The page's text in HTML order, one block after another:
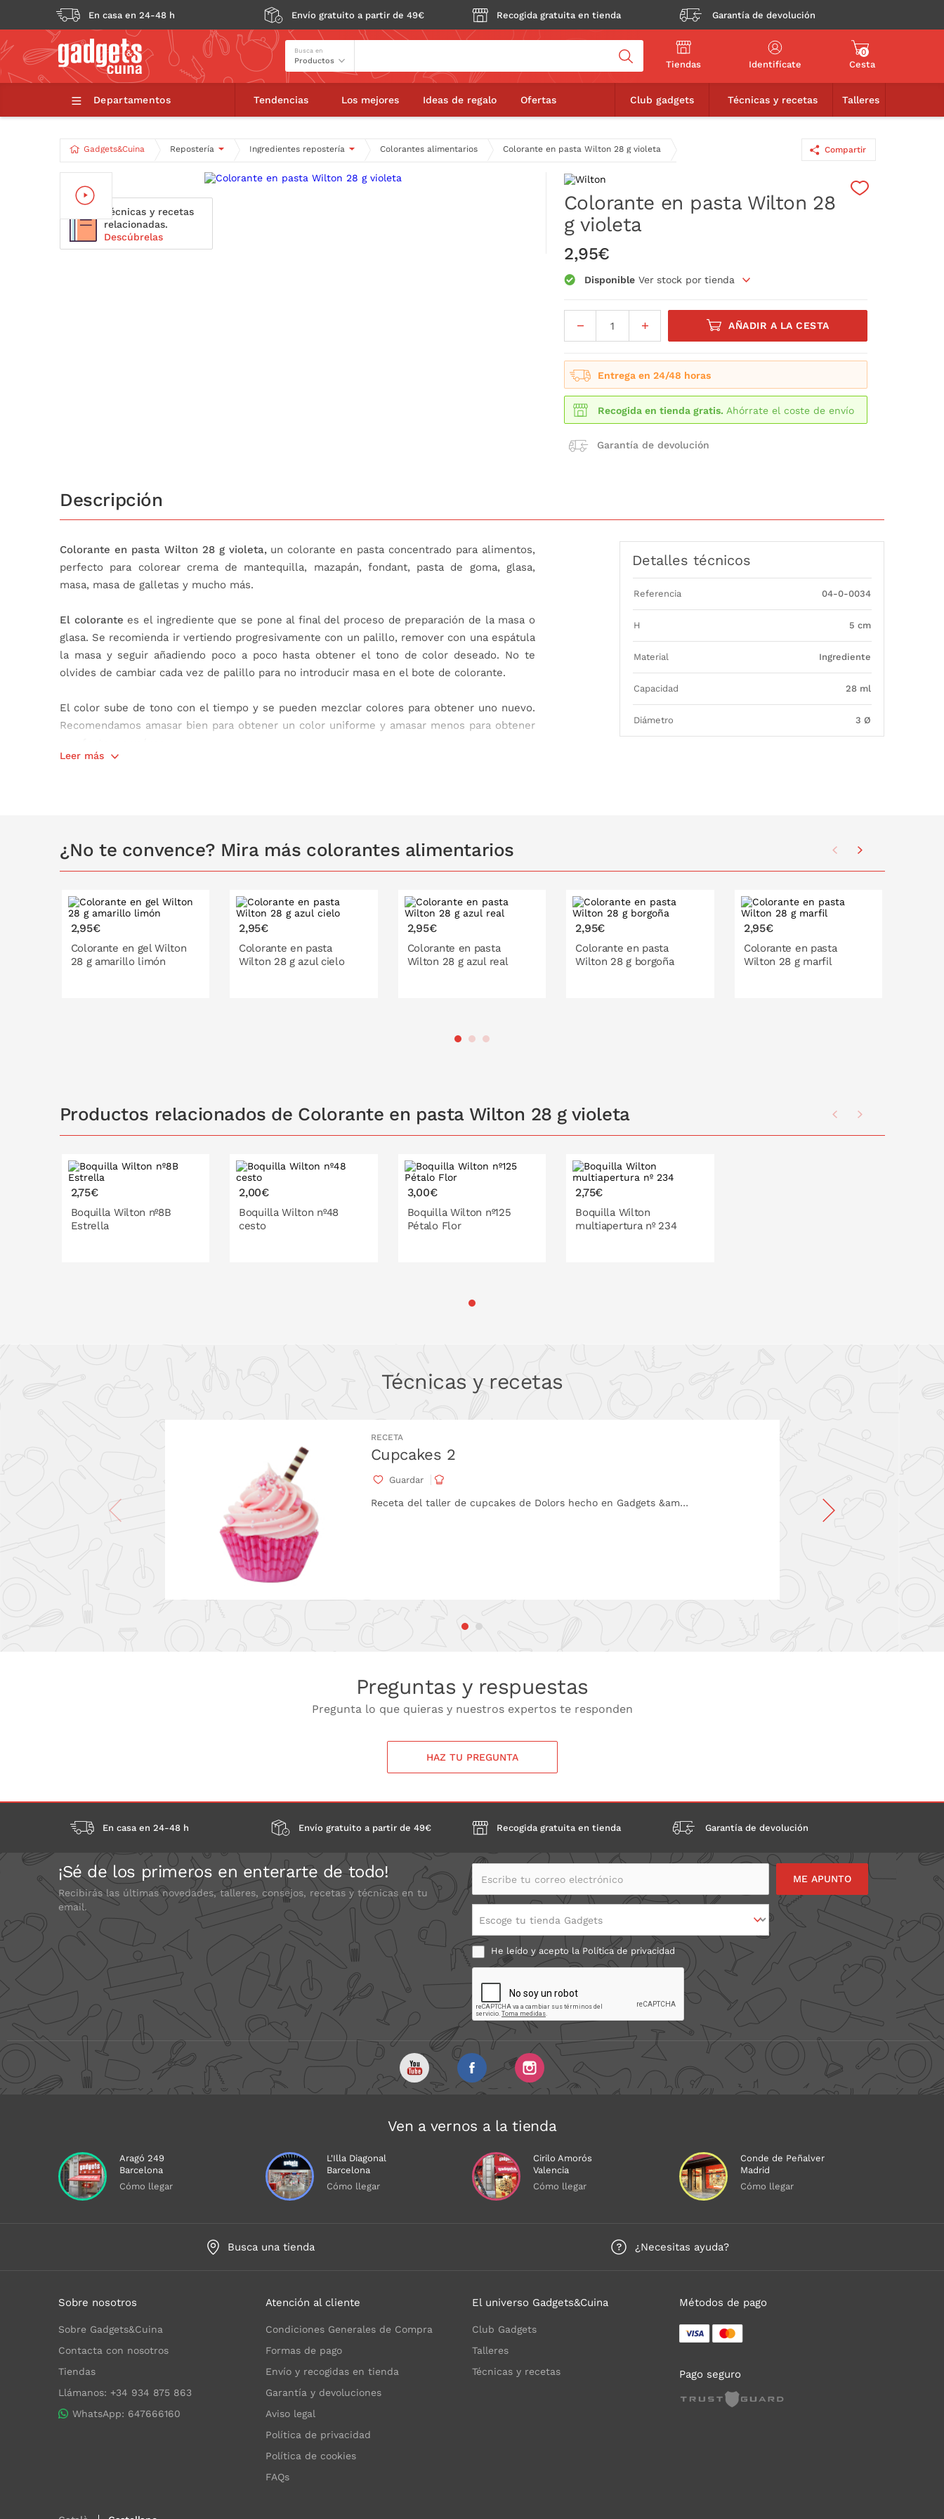
En casa en 24-48 h Envío gratuito a partir de 49€ Recogida gratuita en tienda Garantía de devolución
Busca en
Tiendas Identifícate
0
Cesta
Departamentos Tendencias Los mejores Ideas de regalo Ofertas Club gadgets Técnicas y recetas Talleres
Gadgets&Cuina Repostería Ingredientes repostería Colorantes alimentarios Colorante en pasta Wilton 28 g violeta
Colorante en pasta Wilton 28 g violeta
Técnicas y recetas
relacionadas.
Descúbrelas
Colorante en pasta Wilton 28
g violeta
2,95€
Disponible Ver stock por tienda
AÑADIR A LA CESTA
Entrega en 24/48 horas
Recogida en tienda gratis. Ahórrate el coste de envío
Garantía de devolución
Compartir
Descripción
Colorante en pasta Wilton 28 g violeta,un colorante en pasta concentrado para alimentos,
perfecto para colorear crema de mantequilla, mazapán, fondant, pasta de goma, glasa,
masa, masa de galletas y mucho más.
El colorante es el ingrediente que se pone al final del proceso de preparación de la masa o
glasa. Se recomienda ir vertiendo progresivamente con un palillo, remover con una espátula
la masa y seguir añadiendo poco a poco hasta obtener el tono de color deseado. No te
olvides de cambiar cada vez de palillo para no introducir masa en el bote de colorante.
El color sube de tono con el tiempo y se pueden mezclar colores para obtener uno nuevo.
Recomendamos amasar bien para obtener un color uniforme y amasar menos para obtener
Ingredientes:jarabe de glucosa, azúcar, humectante (glicerol (E422)), agua, colorantes (E122,
negativo en la actividad y la atención de los niños. Puede contenerleche,soja,trigo
cacahuetes,nueces crustáceos, apio,mostaza sémolaymoluscos.
Leer más
Detalles técnicos
Referencia 04-0-0034
H 5 cm
Material Ingrediente
Capacidad 28 ml
Diámetro 3 Ø
¿No te convence? Mira más colorantes alimentarios
2,95€
Colorante en gel Wilton
28 g amarillo limón
2,95€
Colorante en pasta
Wilton 28 g azul cielo
2,95€
Colorante en pasta
Wilton 28 g azul real
2,95€
Colorante en pasta
Wilton 28 g borgoña
2,95€
Colorante en pasta
Wilton 28 g marfil
Productos relacionados de Colorante en pasta Wilton 28 g violeta
2,75€
Boquilla Wilton nº8B
Estrella
2,00€
Boquilla Wilton nº48
cesto
3,00€
Boquilla Wilton nº125
Pétalo Flor
2,75€
Boquilla Wilton
multiapertura nº 234
Técnicas y recetas
RECETA
Cupcakes 2
Guardar
Receta del taller de cupcakes de Dolors hecho en Gadgets &am…
Preguntas y respuestas
Pregunta lo que quieras y nuestros expertos te responden
HAZ TU PREGUNTA
En casa en 24-48 h Envío gratuito a partir de 49€ Recogida gratuita en tienda Garantía de devolución
¡Sé de los primeros en enterarte de todo!
Recibirás las últimas novedades, talleres, consejos, recetas y técnicas en tu
email.
Escribe tu correo electrónico
Escoge tu tienda Gadgets
He leído y acepto la Política de privacidad
Ven a vernos a la tienda
Aragó 249
Barcelona
Cómo llegar
L'Illa Diagonal
Barcelona
Cómo llegar
Cirilo Amorós
Valencia
Cómo llegar
Conde de Peñalver
Madrid
Cómo llegar
Busca una tienda ¿Necesitas ayuda?
Sobre nosotros
Sobre Gadgets&Cuina
Contacta con nosotros
Tiendas
Llámanos: +34 934 875 863
WhatsApp: 647666160
Atención al cliente
Condiciones Generales de Compra
Formas de pago
Envío y recogidas en tienda
Garantía y devoluciones
Aviso legal
Política de privacidad
Política de cookies
FAQs
El universo Gadgets&Cuina
Club Gadgets
Talleres
Técnicas y recetas
Métodos de pago
Pago seguro